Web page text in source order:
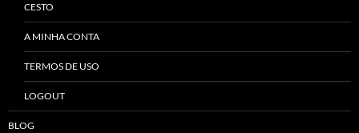
CESTO
A MINHA CONTA
TERMOS DE USO
LOGOUT
BLOG